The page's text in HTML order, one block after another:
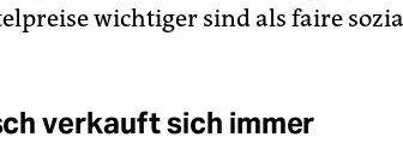
wichtiger sind als faire
verkauft sich immer